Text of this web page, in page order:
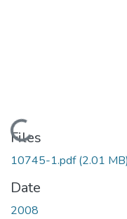
Loading...
Files
10745-1.pdf(2.01 MB)
Date
2008